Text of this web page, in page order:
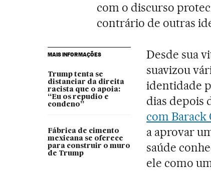
com o discurso
contrário de outras
MAIS INFORMAÇÕES
Trump tenta se
distanciar da direita
racista que o apoia:
“Eu os repudio e
condeno”
Fábrica de cimento
mexicana se oferece
para construir o muro
de Trump
Desde sua
suavizou
identidade
dias depois
com Barack
a aprovar
saúde
ele como